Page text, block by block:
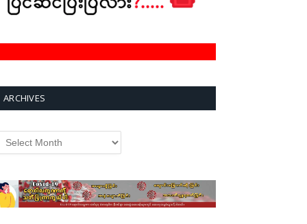
ARCHIVES